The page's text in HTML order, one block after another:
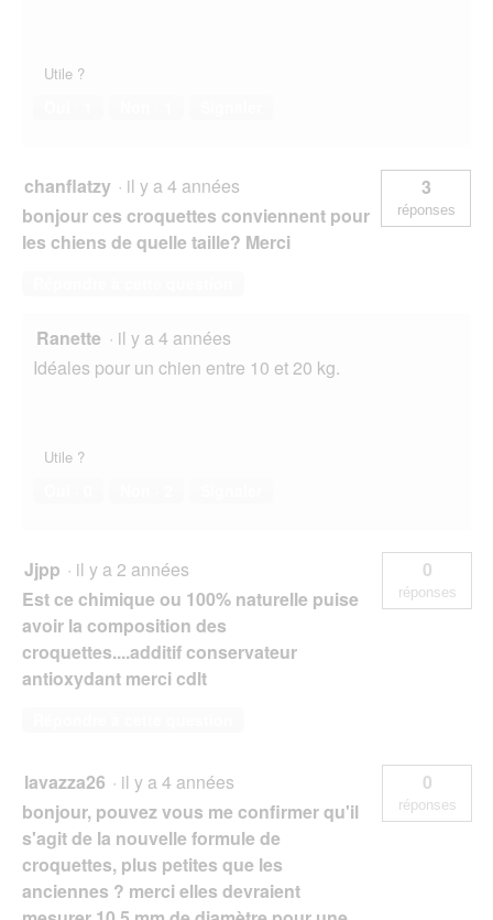
Utile ?
chanflatzy · il y a 4 années
bonjour ces croquettes conviennent pour
les chiens de quelle taille? Merci
3
réponses
Ranette · il y a 4 années
Idéales pour un chien entre 10 et 20 kg.
Utile ?
Jjpp · il y a 2 années
Est ce chimique ou 100% naturelle puise
avoir la composition des
croquettes....additif conservateur
antioxydant merci cdlt
0
réponses
lavazza26 · il y a 4 années
bonjour, pouvez vous me confirmer qu'il
s'agit de la nouvelle formule de
croquettes, plus petites que les
anciennes ? merci elles devraient
0
réponses